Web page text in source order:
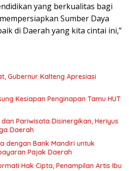
yang berkualitas bagi
Sumber Daya
di Daerah yang kita cintai ini,”
Gubernur Kalteng Apresiasi
Kesiapan Penginapan Tamu HUT
Pariwisata Disinergikan, Heriyus
Daerah
dengan Bank Mandiri untuk
Pajak Daerah
Hak Cipta, Penampilan Artis Ibu